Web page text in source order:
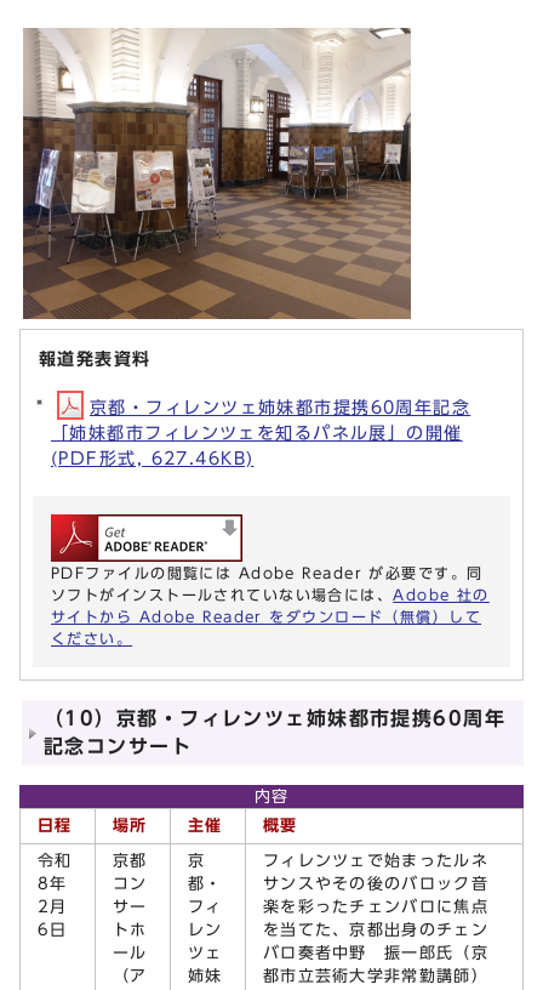
報道発表資料
京都・フィレンツェ姉妹都市提携60周年記念
「姉妹都市フィレンツェを知るパネル展」の開催
(PDF形式, 627.46KB)
PDFファイルの閲覧には Adobe Reader が必要です。同
ソフトがインストールされていない場合には、 Adobe 社の
サイトから Adobe Reader をダウンロード（無償）して
ください。
（10）京都・フィレンツェ姉妹都市提携60周年
記念コンサート
内容
日程
場所 主催 概要
令和
8年
2月
6日
京都
コン
サー
トホ
ール
（ア
京
都・
フィ
レン
ツェ
姉妹
フィレンツェで始まったルネ
サンスやその後のバロック音
楽を彩ったチェンバロに焦点
を当てた、京都出身のチェン
バロ奏者中野 振一郎氏（京
都市立芸術大学非常勤講師）